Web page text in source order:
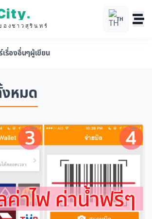
.
งชาวสุรินทร์
TH
เรื่องอื่นๆผู้เขียน
หมด